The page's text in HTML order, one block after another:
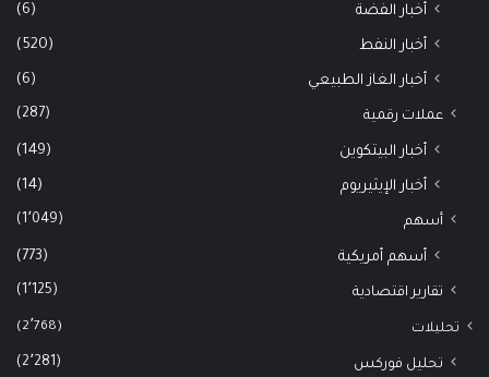
أخبار الفضة (6)
أخبار النفط (520)
أخبار الغاز الطبيعي (6)
عملات رقمية (287)
أخبار البيتكوين (149)
أخبار الإيثيريوم (14)
أسهم (1٬049)
أسهم أمريكية (773)
تقارير اقتصادية (1٬125)
تحليلات (2٬768)
تحليل فوركس (2٬281)